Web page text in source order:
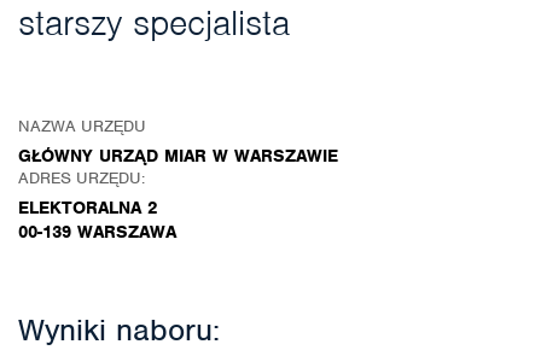
starszy specjalista
NAZWA URZĘDU
GŁÓWNY URZĄD MIAR W WARSZAWIE
ADRES URZĘDU:
ELEKTORALNA 2
00-139 WARSZAWA
Wyniki naboru: